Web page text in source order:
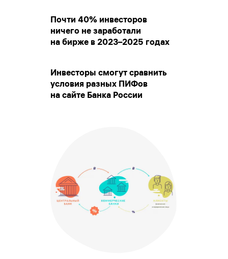
Почти 40% инвесторов
ничего не заработали
на бирже в 2023–2025 годах
Инвесторы смогут сравнить
условия разных ПИФов
на сайте Банка России